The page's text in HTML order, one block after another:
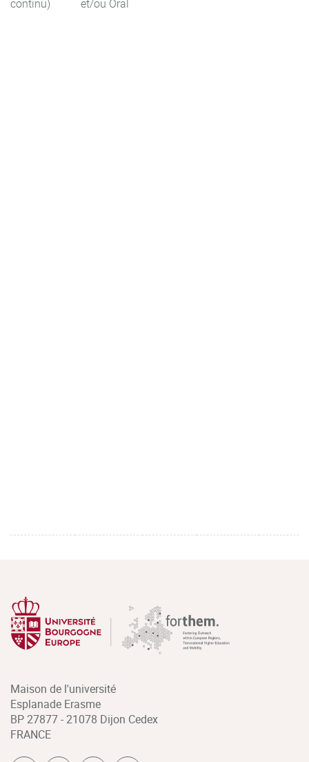
continu)
et/ou Oral
Maison de l'université
Esplanade Erasme
BP 27877 - 21078 Dijon Cedex
FRANCE